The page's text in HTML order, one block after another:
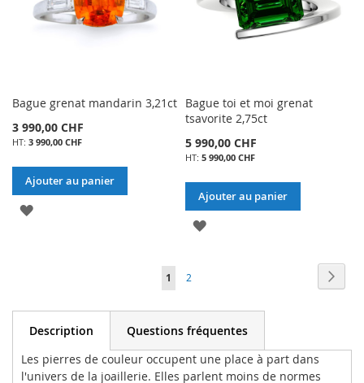
D’ENVIE
D’ENVIE
Bague grenat mandarin 3,21ct
3 990,00 CHF
3 990,00 CHF
Ajouter au panier
AJOUTER
Bague toi et moi grenat
tsavorite 2,75ct
5 990,00 CHF
5 990,00 CHF
Ajouter au panier
AJOUTER
LISTE
D’ENVIE
Vous
actuellement
la
page
1 Page
2
Description
Questions fréquentes
Les pierres de couleur occupent une place à part dans
l'univers de la joaillerie. Elles parlent moins de normes